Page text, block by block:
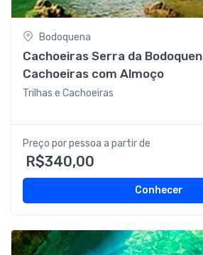
Bodoquena
Cachoeiras Serra da
Cachoeiras com Almoço
Trilhas e Cachoeiras
Preço por pessoa a partir de
R$340,00
Conhecer